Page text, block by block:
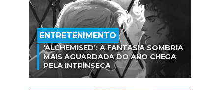
ENTRETENIMENTO
‘ALCHEMISED’: A FANTASIA SOMBRIA
MAIS AGUARDADA DO ANO CHEGA
PELA INTRÍNSECA